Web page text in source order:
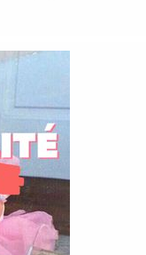
mon
Alice Krief - Les